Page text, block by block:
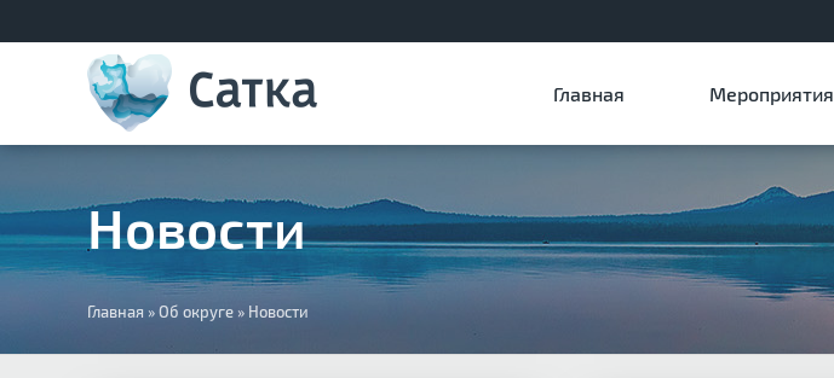
Главная Мероприятия
Новости
Вы
здесь
Главная »Об округе » Новости